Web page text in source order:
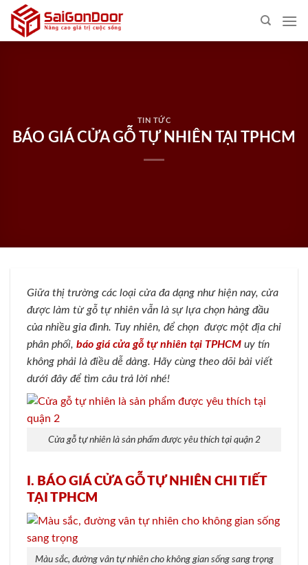
Skip
content
TIN TỨC
BÁO GIÁ CỬA GỖ TỰ NHIÊN TẠI TPHCM
Giữa thị trường các loại cửa đa dạng như hiện nay, cửa
được làm từ gỗ tự nhiên vẫn là sự lựa chọn hàng đầu
của nhiều gia đình. Tuy nhiên, để chọn được một địa chỉ
phân phối, báo giá cửa gỗ tự nhiên tại TPHCM uy tín
không phải là điều dễ dàng. Hãy cùng theo dõi bài viết
dưới đây để tìm câu trả lời nhé!
Cửa gỗ tự nhiên là sản phẩm được yêu thích tại quận 2
I. BÁO GIÁ CỬA GỖ TỰ NHIÊN CHI TIẾT
TẠI TPHCM
Màu sắc, đường vân tự nhiên cho không gian sống sang trọng